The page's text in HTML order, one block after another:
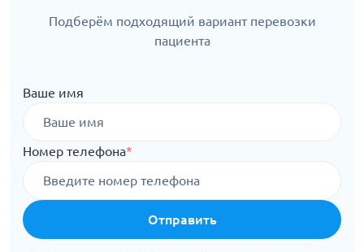
Подберём подходящий вариант перевозки
пациента
Ваше имя
Номер телефона*
Отправить